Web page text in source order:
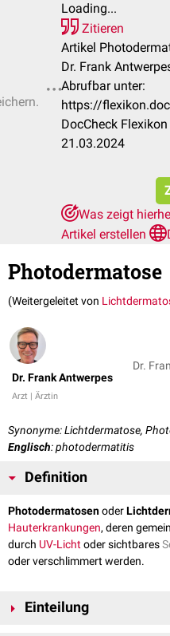
Loading...
Zitieren
Artikel
Dr. Frank
Abrufbar unter:
https://
DocCheck
21.03.2024
Was zeigt
Artikel erstellen
Photodermatose
(Weitergeleitet von
Dr. Frank Antwerpes
Arzt | Ärztin
Dr.
Synonyme: Lichtdermatose,
Englisch: photodermatitis
Definition
Photodermatosenoder
Hauterkrankungen, deren
durch UV-Lichtoder sichtbares
oder verschlimmert werden.
Einteilung